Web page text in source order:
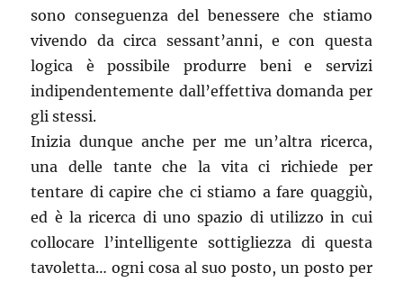
sono conseguenza del benessere che stiamo
vivendo da circa sessant’anni, e con questa
logica è possibile produrre beni e servizi
indipendentemente dall’effettiva domanda per
gli stessi.
Inizia dunque anche per me un’altra ricerca,
una delle tante che la vita ci richiede per
tentare di capire che ci stiamo a fare quaggiù,
ed è la ricerca di uno spazio di utilizzo in cui
collocare l’intelligente sottigliezza di questa
tavoletta… ogni cosa al suo posto, un posto per